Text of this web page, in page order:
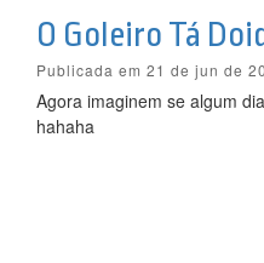
O Goleiro Tá
Publicada em 21 de jun de
Agora imaginem se algum
hahaha